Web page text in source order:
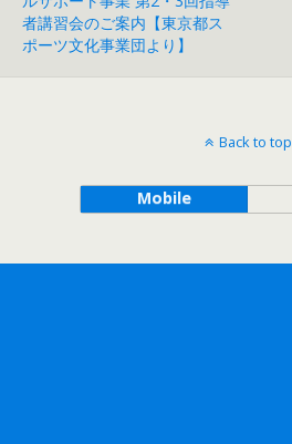
者講習会のご案内【東京都ス
ポーツ文化事業団より】
Back to top
Mobile